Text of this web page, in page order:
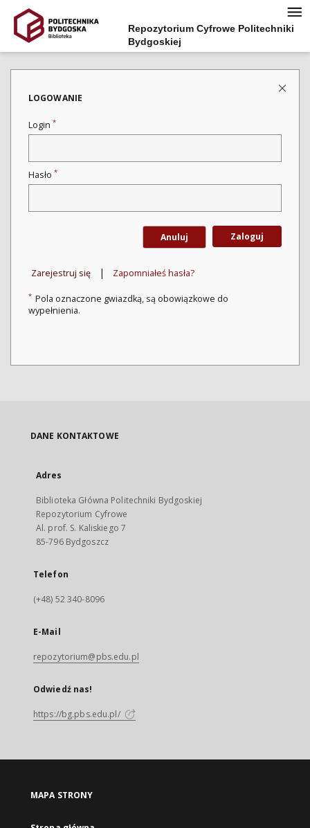
Repozytorium Cyfrowe Politechniki
Bydgoskiej
LOGOWANIE
Login *
Hasło *
Anuluj Zaloguj
Zarejestruj się | Zapomniałeś hasła?
* Pola oznaczone gwiazdką, są obowiązkowe do
wypełnienia.
DANE KONTAKTOWE
Adres
Biblioteka Główna Politechniki Bydgoskiej
Repozytorium Cyfrowe
Al. prof. S. Kaliskiego 7
85-796 Bydgoszcz
Telefon
(+48) 52 340-8096
E-Mail
repozytorium@pbs.edu.pl
Odwiedź nas!
https://bg.pbs.edu.pl/
MAPA STRONY